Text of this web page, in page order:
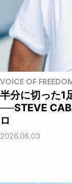
VOICE OF
半分に切った1
──STEVE
ロ
2026.08.03